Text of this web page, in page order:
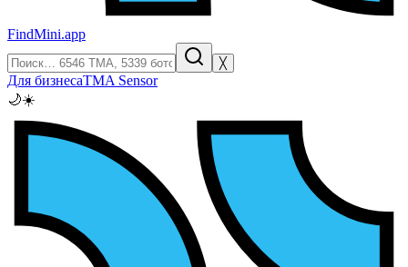
FindMini.app
╳
Для бизнесаTMA Sensor
🌙☀️